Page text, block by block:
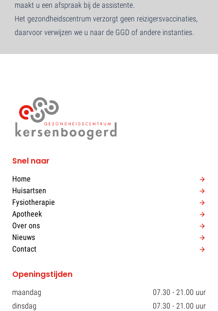
maakt u een afspraak bij de assistente.
Het gezondheidscentrum verzorgt geen reizigersvaccinaties,
daarvoor verwijzen we u naar de GGD of andere instanties.
Snel naar
Home
Huisartsen
Fysiotherapie
Apotheek
Over ons
Nieuws
Contact
Openingstijden
maandag
07.30 - 21.00 uur
dinsdag
07.30 - 21.00 uur